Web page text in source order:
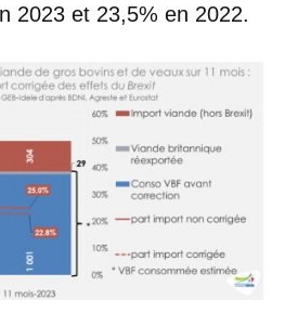
2023 et 23,5% en 2022.